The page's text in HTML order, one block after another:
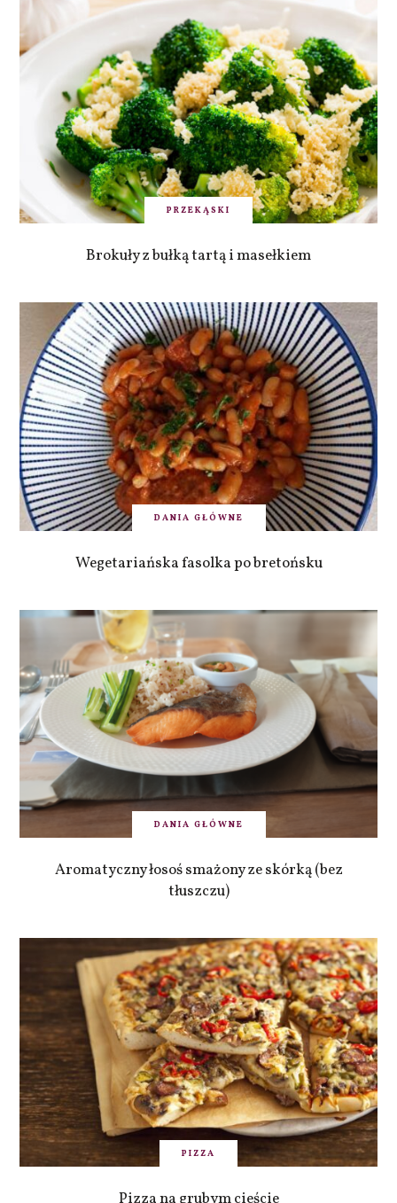
PRZEKĄSKI
Brokuły z bułką tartą i masełkiem
DANIA GŁÓWNE
Wegetariańska fasolka po bretońsku
DANIA GŁÓWNE
Aromatyczny łosoś smażony ze skórką (bez
tłuszczu)
PIZZA